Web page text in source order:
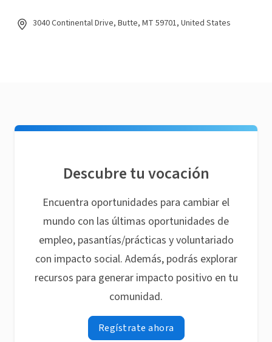
3040 Continental Drive, Butte, MT 59701, United States
Descubre tu vocación
Encuentra oportunidades para cambiar el
mundo con las últimas oportunidades de
empleo, pasantías/prácticas y voluntariado
con impacto social. Además, podrás explorar
recursos para generar impacto positivo en tu
comunidad.
Regístrate ahora